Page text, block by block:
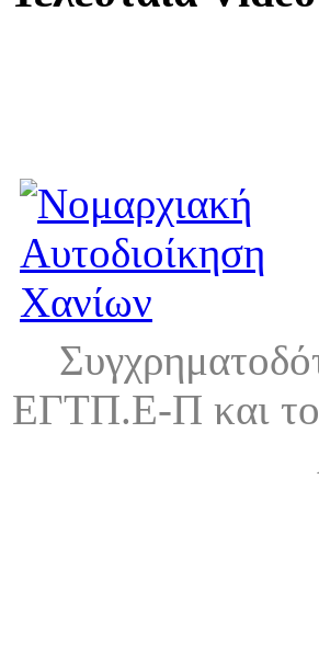
ΕΓΤΠ.Ε-Π και το